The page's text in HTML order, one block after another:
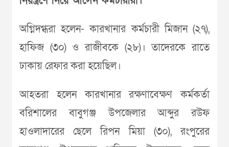
অগ্নিদগ্ধরা হলেন- কারখানার কর্মচারী মিজান (২৭),
হাফিজ (৩০) ও রাজীবকে (২৮)। তাদেরকে রাতে
ঢাকায় রেফার করা হয়েছিল।
আহতরা হলেন কারখানার রক্ষণাবেক্ষণ কর্মকর্তা
বরিশালের বাবুগঞ্জ উপজেলার আব্দুর রউফ
হাওলাদারের ছেলে রিপন মিয়া (৩০), রংপুরের